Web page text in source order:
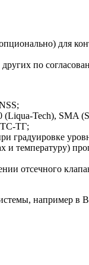
для
по
(Liqua-Tech),
ТС-ТГ;
градуировке
температуру)
отсечного
например в